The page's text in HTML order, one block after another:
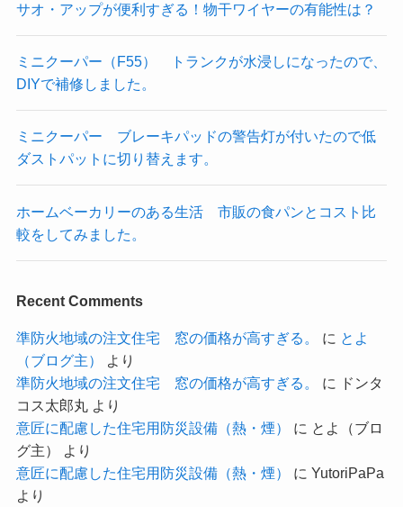
サオ・アップが便利すぎる！物干ワイヤーの有能性は？
ミニクーパー（F55） トランクが水浸しになったので、
DIYで補修しました。
ミニクーパー ブレーキパッドの警告灯が付いたので低
ダストパットに切り替えます。
ホームベーカリーのある生活 市販の食パンとコスト比
較をしてみました。
Recent Comments
準防火地域の注文住宅 窓の価格が高すぎる。 に とよ
（ブログ主）
より
準防火地域の注文住宅 窓の価格が高すぎる。
に
ドンタ
コス太郎丸より
意匠に配慮した住宅用防災設備（熱・煙）
に とよ（ブロ
グ主）
より
意匠に配慮した住宅用防災設備（熱・煙）
に YutoriPaPa
より